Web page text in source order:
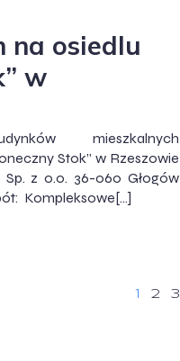
na osiedlu
w
mieszkalnych
Stok” w Rzeszowie
z o.o. 36-060 Głogów
Kompleksowe[…]
1 2 3